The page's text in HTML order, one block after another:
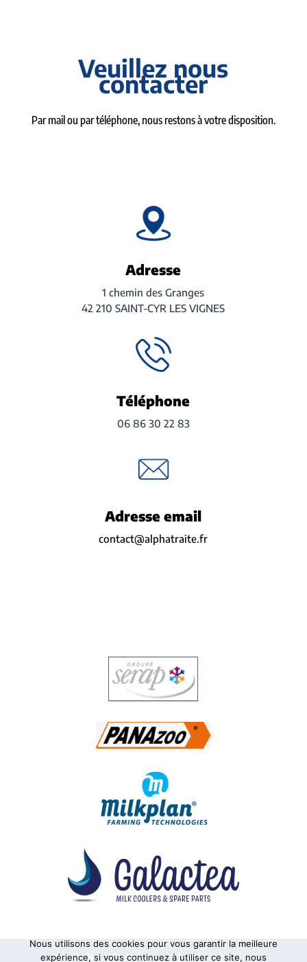
Veuillez nous
contacter
Par mail ou par téléphone, nous restons à votre disposition.
Adresse
1 chemin des Granges
42 210 SAINT-CYR LES VIGNES
Téléphone
06 86 30 22 83
Adresse email
contact@alphatraite.fr
Alphatraite Tanks à lait Matériel de traite
Nous utilisons des cookies pour vous garantir la meilleure
expérience, si vous continuez à utiliser ce site, nous